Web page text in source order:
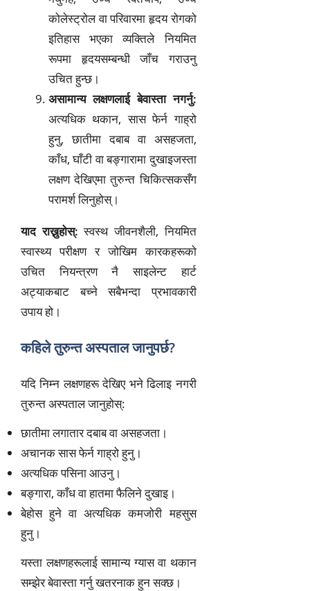
कोलेस्ट्रोल वा परिवारमा हृदय रोगको
इतिहास भएका व्यक्तिले नियमित
रूपमा हृदयसम्बन्धी जाँच गराउनु
उचित हुन्छ।
असामान्य लक्षणलाई बेवास्ता नगर्नु:
अत्यधिक थकान, सास फेर्न गाह्रो
हुनु, छातीमा दबाब वा असहजता,
काँध, घाँटी वा बङ्गारामा दुखाइजस्ता
लक्षण देखिएमा तुरुन्त चिकित्सकसँग
परामर्श लिनुहोस्।
याद राख्नुहोस्: स्वस्थ जीवनशैली, नियमित
स्वास्थ्य परीक्षण र जोखिम कारकहरूको
उचित नियन्त्रण नै साइलेन्ट हार्ट
अट्याकबाट बच्ने सबैभन्दा प्रभावकारी
उपाय हो।
कहिले तुरुन्त अस्पताल जानुपर्छ?
यदि निम्न लक्षणहरू देखिए भने ढिलाइ नगरी
तुरुन्त अस्पताल जानुहोस्:
छातीमा लगातार दबाब वा असहजता।
अचानक सास फेर्न गाह्रो हुनु।
अत्यधिक पसिना आउनु।
बङ्गारा, काँध वा हातमा फैलिने दुखाइ।
बेहोस हुने वा अत्यधिक कमजोरी महसुस
हुनु।
यस्ता लक्षणहरूलाई सामान्य ग्यास वा थकान
सम्झेर बेवास्ता गर्नु खतरनाक हुन सक्छ।